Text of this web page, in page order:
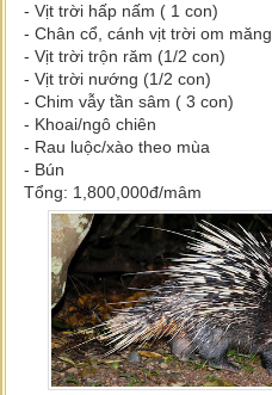
- Vịt trời hấp nấm ( 1 con)
- Chân cổ, cánh vịt trời om măng
- Vịt trời trộn răm (1/2 con)
- Vịt trời nướng (1/2 con)
- Chim vẫy tần sâm ( 3 con)
- Khoai/ngô chiên
- Rau luộc/xào theo mùa
- Bún
Tổng: 1,800,000đ/mâm